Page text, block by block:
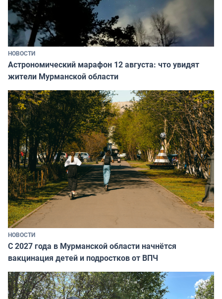
НОВОСТИ
Астрономический марафон 12 августа: что увидят
жители Мурманской области
НОВОСТИ
С 2027 года в Мурманской области начнётся
вакцинация детей и подростков от ВПЧ